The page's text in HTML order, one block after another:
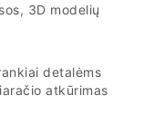
3D modelių
detalėms
atkūrimas